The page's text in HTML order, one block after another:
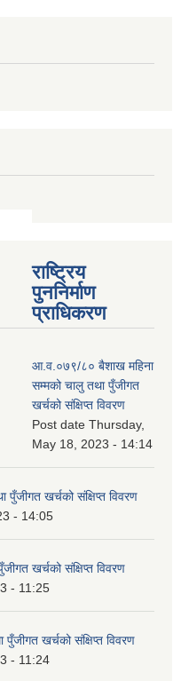
राष्ट्रिय
पुननिर्माण
प्राधिकरण
आ.व.०७९/८० बैशाख महिना
सम्मको चालु तथा पुँजीगत
खर्चको संक्षिप्त विवरण
Post date Thursday,
May 18, 2023 - 14:14
खर्चको संक्षिप्त विवरण
- 14:05
खर्चको संक्षिप्त विवरण
- 11:25
खर्चको संक्षिप्त विवरण
- 11:24